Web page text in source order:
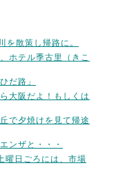
散策し帰路に。
ホテル季古里（きこ
だ路」
大阪だよ！もしくは
で夕焼けを見て帰途
ンザと・・・
曜日ごろには、市場